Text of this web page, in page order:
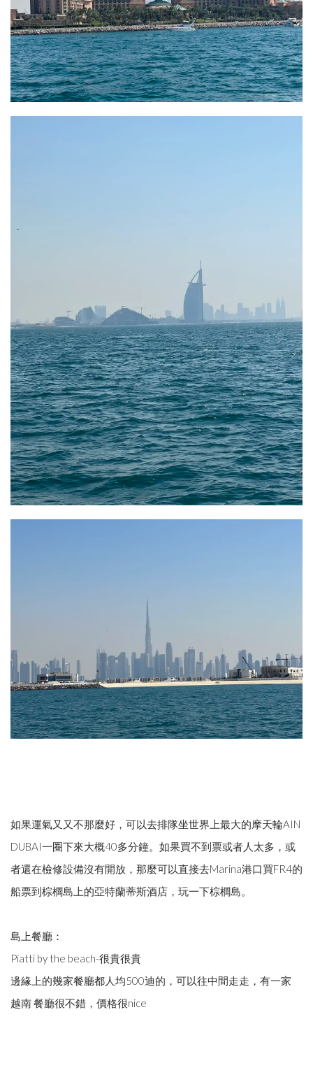
如果運氣又又不那麼好，可以去排隊坐世界上最大的摩天輪AIN
DUBAI一圈下來大概40多分鐘。如果買不到票或者人太多，或
者還在檢修設備沒有開放，那麼可以直接去Marina港口買FR4的
船票到棕櫚島上的亞特蘭蒂斯酒店，玩一下棕櫚島。
島上餐廳：
Piatti by the beach-很貴很貴
邊緣上的幾家餐廳都人均500迪的，可以往中間走走，有一家
越南 餐廳很不錯，價格很nice